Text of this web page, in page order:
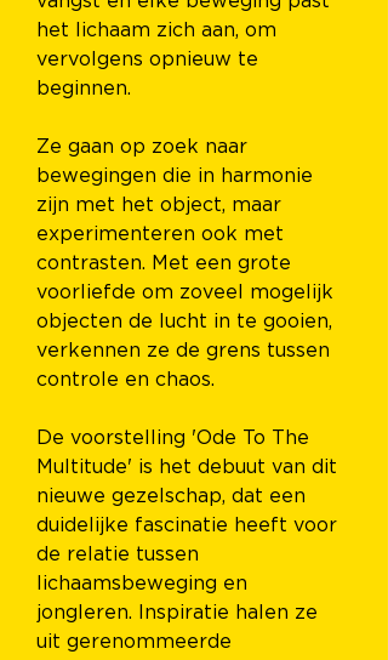
het lichaam zich aan, om
vervolgens opnieuw te
beginnen.
Ze gaan op zoek naar
bewegingen die in harmonie
zijn met het object, maar
experimenteren ook met
contrasten. Met een grote
voorliefde om zoveel mogelijk
objecten de lucht in te gooien,
verkennen ze de grens tussen
controle en chaos.
De voorstelling 'Ode To The
Multitude' is het debuut van dit
nieuwe gezelschap, dat een
duidelijke fascinatie heeft voor
de relatie tussen
lichaamsbeweging en
jongleren. Inspiratie halen ze
uit gerenommeerde